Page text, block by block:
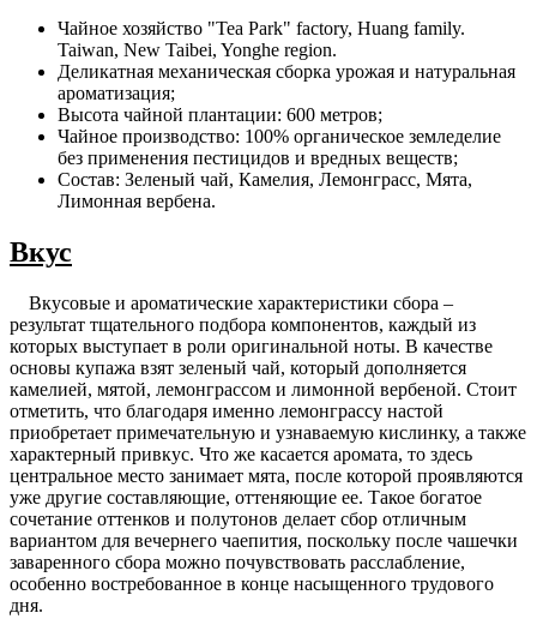
Чайное хозяйство "Tea Park" factory, Huang family.
Taiwan, New Taibei, Yonghe region.
Деликатная механическая сборка урожая и натуральная
ароматизация;
Высота чайной плантации: 600 метров;
Чайное производство: 100% органическое земледелие
без применения пестицидов и вредных веществ;
Состав: Зеленый чай, Камелия, Лемонграсс, Мята,
Лимонная вербена.
Вкус
Вкусовые и ароматические характеристики сбора –
результат тщательного подбора компонентов, каждый из
которых выступает в роли оригинальной ноты. В качестве
основы купажа взят зеленый чай, который дополняется
камелией, мятой, лемонграссом и лимонной вербеной. Стоит
отметить, что благодаря именно лемонграссу настой
приобретает примечательную и узнаваемую кислинку, а также
характерный привкус. Что же касается аромата, то здесь
центральное место занимает мята, после которой проявляются
уже другие составляющие, оттеняющие ее. Такое богатое
сочетание оттенков и полутонов делает сбор отличным
вариантом для вечернего чаепития, поскольку после чашечки
заваренного сбора можно почувствовать расслабление,
особенно востребованное в конце насыщенного трудового
дня.